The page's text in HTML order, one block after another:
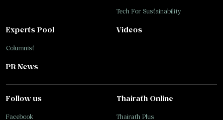
Tech For Sustainability
Experts Pool
Columnist
Videos
PR News
Follow us
Facebook
Thairath Online
Thairath Plus